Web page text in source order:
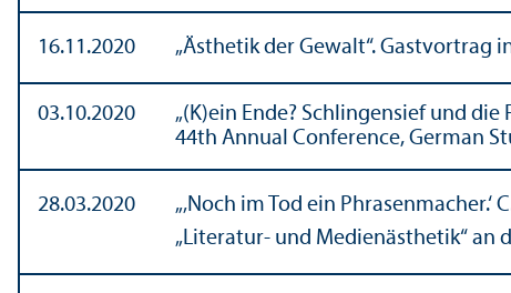
16.11.2020 „Ästhetik der Gewalt“. Gastvortrag
03.10.2020
„(K)ein Ende? Schlingensief und die
44th Annual Conference, German
28.03.2020 „‚Noch im Tod ein Phrasenmacher.‘
„Literatur- und Medienästhetik“ an